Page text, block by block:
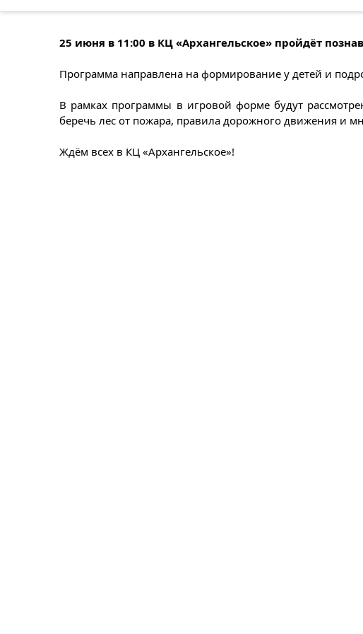
25 июня в 11:00 в КЦ «Архангельское» пройдёт
Программа направлена на формирование у детей и
В рамках программы в игровой форме будут
беречь лес от пожара, правила дорожного движения и
Ждём всех в КЦ «Архангельское»!